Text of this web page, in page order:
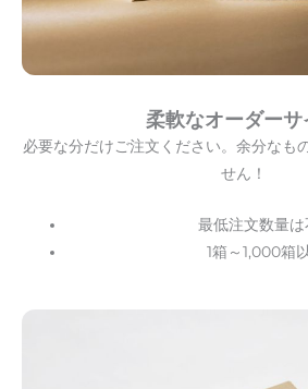
柔軟なオーダーサ
必要な分だけご注文ください。余分なも
せん！
最低注文数量は
1箱～1,000箱